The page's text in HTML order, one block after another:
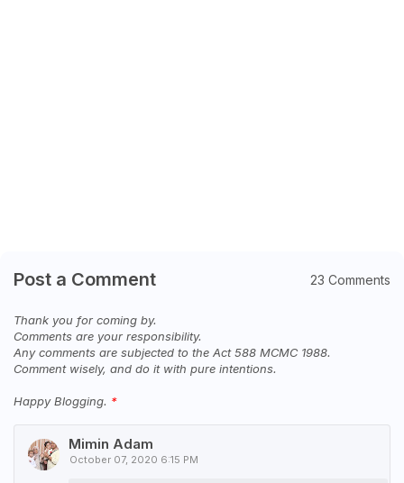
Post a Comment 23 Comments
Thank you for coming by.
Comments are your responsibility.
Any comments are subjected to the Act 588 MCMC 1988.
Comment wisely, and do it with pure intentions.
Happy Blogging.
Mimin Adam
October 07, 2020 6:15 PM